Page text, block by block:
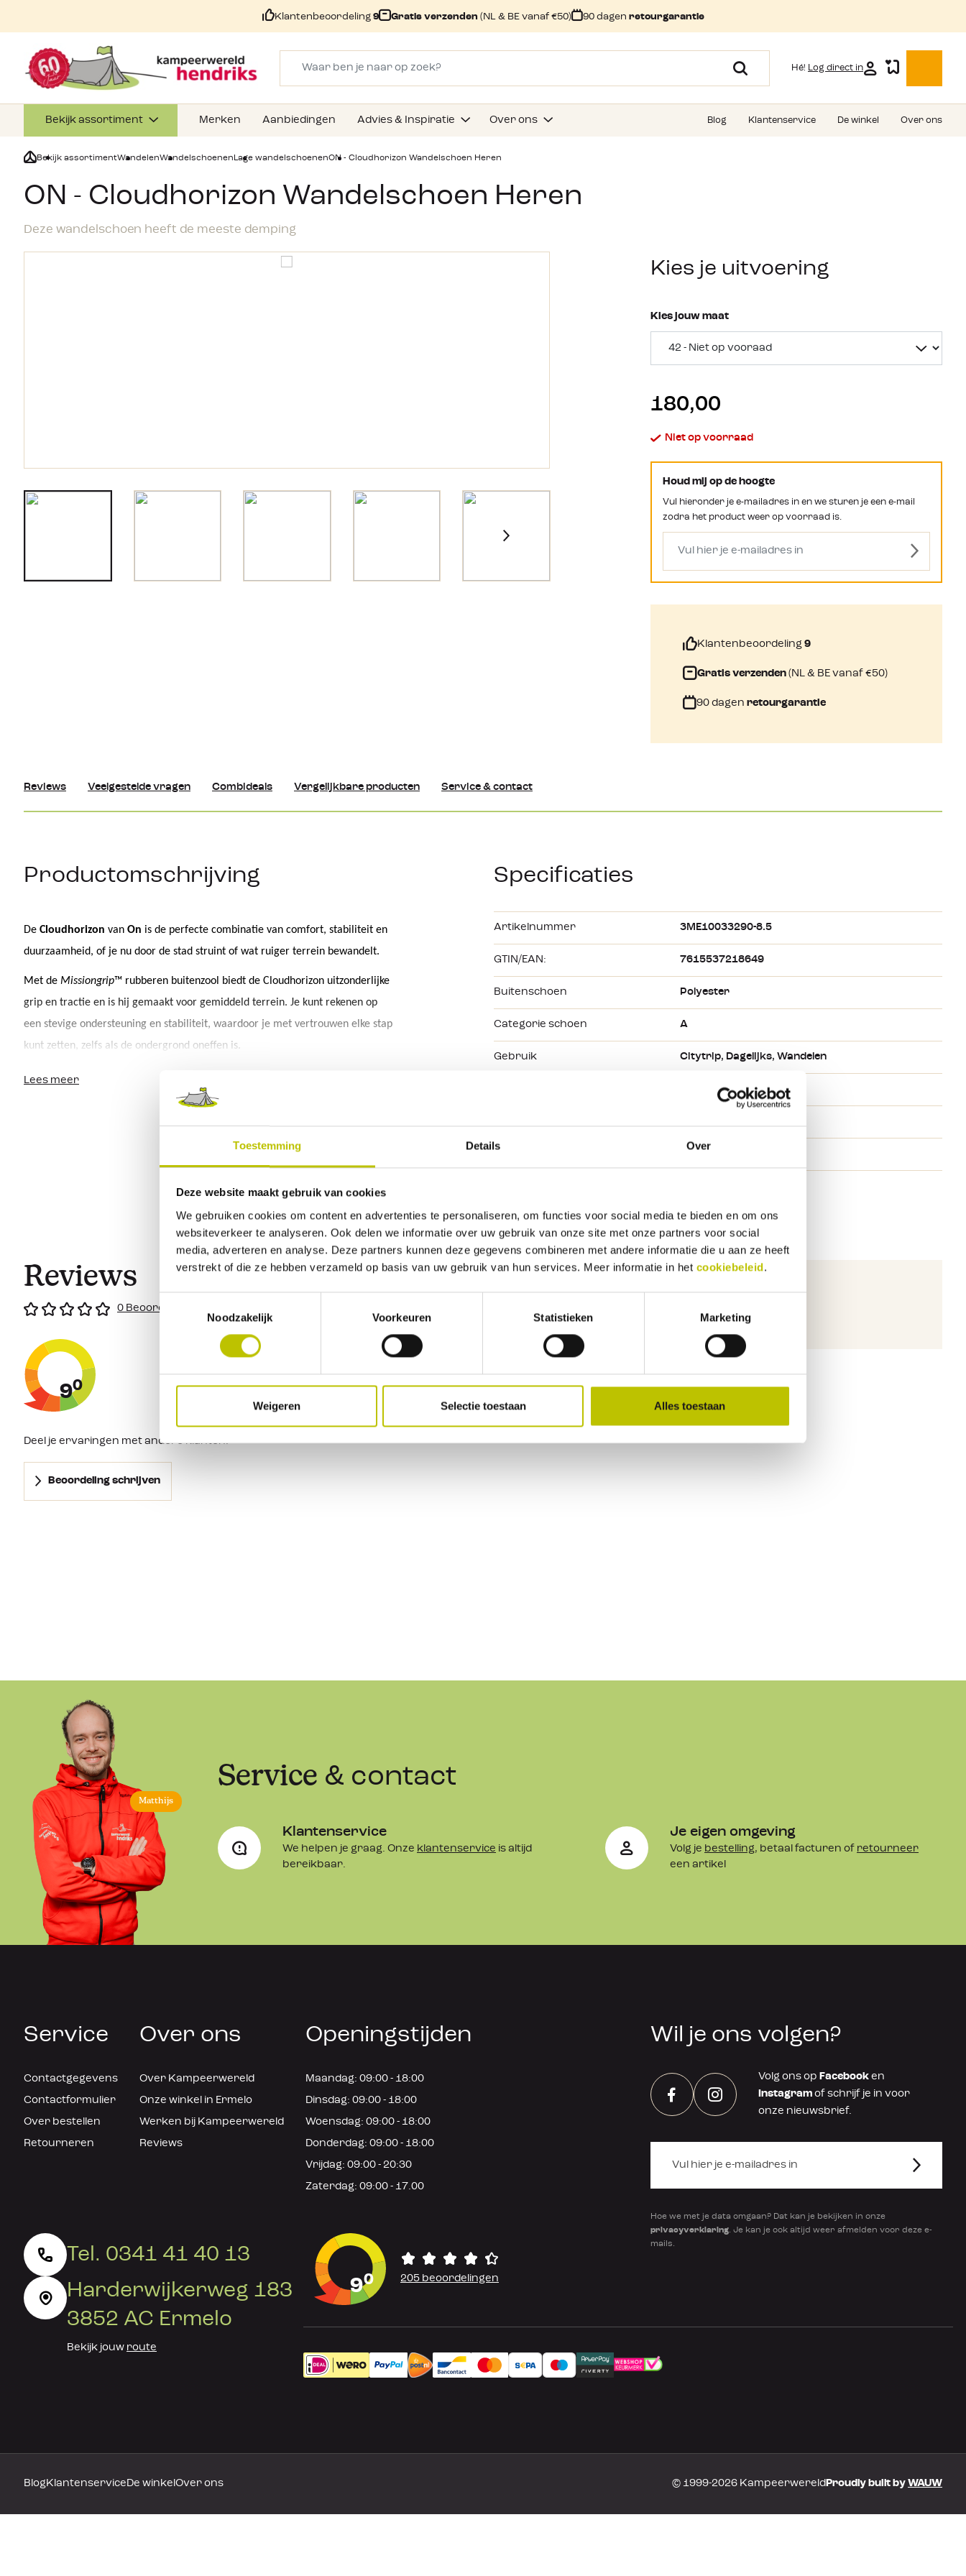
Toestemming Details Over
Deze website maakt gebruik van cookies
We gebruiken cookies om content en advertenties te personaliseren, om functies voor social media te bieden en om ons
websiteverkeer te analyseren. Ook delen we informatie over uw gebruik van onze site met onze partners voor social
media, adverteren en analyse. Deze partners kunnen deze gegevens combineren met andere informatie die u aan ze heeft
verstrekt of die ze hebben verzameld op basis van uw gebruik van hun services. Meer informatie in het cookiebeleid.
Noodzakelijk
Voorkeuren Statistieken Marketing
Weigeren Selectie toestaan Alles toestaan
Klantenbeoordeling 9 Gratis verzenden (NL & BE vanaf €50) 90 dagen retourgarantie
Hé! Log direct in
Bekijk assortiment Merken Aanbiedingen Advies & Inspiratie Over ons Blog Klantenservice De winkel Over ons
Bekijk assortimentWandelenWandelschoenen Lage wandelschoenenON - Cloudhorizon Wandelschoen Heren
ON - Cloudhorizon Wandelschoen Heren
Deze wandelschoen heeft de meeste demping
Kies je uitvoering
Kies jouw maat
180,00
Niet op voorraad
Houd mij op de hoogte
Vul hieronder je e-mailadres in en we sturen je een e-mail
zodra het product weer op voorraad is.
Klantenbeoordeling 9
Gratis verzenden (NL & BE vanaf €50)
90 dagen retourgarantie
Reviews Veelgestelde vragen Combideals Vergelijkbare producten Service & contact
Productomschrijving
De Cloudhorizon van On is de perfecte combinatie van comfort, stabiliteit en
duurzaamheid, of je nu door de stad struint of wat ruiger terrein bewandelt.
Met de Missiongrip™ rubberen buitenzool biedt de Cloudhorizon uitzonderlijke
grip en tractie en is hij gemaakt voor gemiddeld terrein. Je kunt rekenen op
een stevige ondersteuning en stabiliteit, waardoor je met vertrouwen elke stap
kunt zetten, zelfs als de ondergrond oneffen is.
Dankzij de CloudTec
van On een enorm goede demping en een soepele afwikkeling
comfortabele pasvorm, terwijl de duurzame constructie van hiel tot teen
Bovendien zijn ze gemaakt met ongeveer 88% gerecycled polyester, waardoor
ze niet alleen goed zijn voor jou, maar ook voor de planeet.
CloudTec Phase®-technologie, geoptimaliseerd voor wandelen
Missiongrip™ rubberen buitenzool
Gedempte landingen met
Gemaakt van 88% gerecycled polyester
Lichtgewicht met een zacht en kussenachtig gevoel
Lees meer
Specificaties
Artikelnummer 3ME10033290-8.5
GTIN/EAN: 7615537218649
Buitenschoen Polyester
Categorie schoen A
Gebruik Citytrip, Dagelijks, Wandelen
Reviews
0 Beoordeling
90
Deel je ervaringen met andere klanten.
Beoordeling schrijven
Matthijs
Service & contact
Klantenservice
We helpen je graag. Onze klantenservice is altijd
bereikbaar.
Je eigen omgeving
Volg je bestelling, betaal facturen of retourneer
een artikel
Service
Contactgegevens
Contactformulier
Over bestellen
Retourneren
Over ons
Over Kampeerwereld
Onze winkel in Ermelo
Werken bij Kampeerwereld
Reviews
Openingstijden
Maandag: 09:00 - 18:00
Dinsdag: 09:00 - 18:00
Woensdag: 09:00 - 18:00
Donderdag: 09:00 - 18:00
Vrijdag: 09:00 - 20:30
Zaterdag: 09:00 - 17.00
Wil je ons volgen?
FacebookInstagram
Volg ons op Facebook en
Instagram of schrijf je in voor
onze nieuwsbrief.
Hoe we met je data omgaan? Dat kan je bekijken in onze
privacyverklaring. Je kan je ook altijd weer afmelden voor deze e-
mails.
Tel. 0341 41 40 13
Harderwijkerweg 183
3852 AC Ermelo
Bekijk jouw route
90 205 beoordelingen
BlogKlantenserviceDe winkelOver ons © 1999-2026 KampeerwereldProudly built by WAUW